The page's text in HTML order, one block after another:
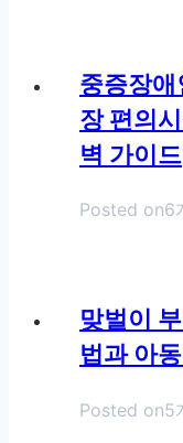
중증장애
장 편의
벽 가이드
Posted on6
맞벌이
법과 아
Posted on5